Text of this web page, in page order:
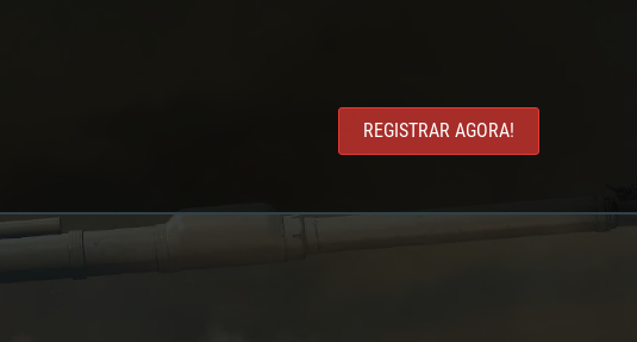
REGISTRAR AGORA!